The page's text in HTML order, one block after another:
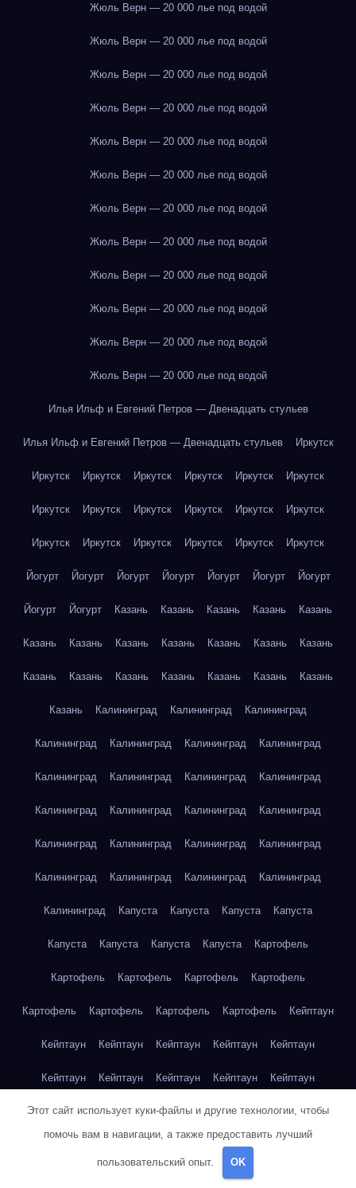
Жюль Верн — 20 000 лье под водой
Жюль Верн — 20 000 лье под водой
Жюль Верн — 20 000 лье под водой
Жюль Верн — 20 000 лье под водой
Жюль Верн — 20 000 лье под водой
Жюль Верн — 20 000 лье под водой
Жюль Верн — 20 000 лье под водой
Жюль Верн — 20 000 лье под водой
Жюль Верн — 20 000 лье под водой
Жюль Верн — 20 000 лье под водой
Жюль Верн — 20 000 лье под водой
Жюль Верн — 20 000 лье под водой
Илья Ильф и Евгений Петров — Двенадцать стульев
Илья Ильф и Евгений Петров — Двенадцать стульев Иркутск
Иркутск Иркутск Иркутск Иркутск Иркутск Иркутск
Иркутск Иркутск Иркутск Иркутск Иркутск Иркутск
Иркутск Иркутск Иркутск Иркутск Иркутск Иркутск
Йогурт Йогурт Йогурт Йогурт Йогурт Йогурт Йогурт
Йогурт Йогурт Казань Казань Казань Казань Казань
Казань Казань Казань Казань Казань Казань Казань
Казань Казань Казань Казань Казань Казань Казань
Казань Калининград Калининград Калининград
Калининград Калининград Калининград Калининград
Калининград Калининград Калининград Калининград
Калининград Калининград Калининград Калининград
Калининград Калининград Калининград Калининград
Калининград Калининград Калининград Калининград
Калининград Капуста Капуста Капуста Капуста
Капуста Капуста Капуста Капуста Картофель
Картофель Картофель Картофель Картофель
Картофель Картофель Картофель Картофель Кейптаун
Кейптаун Кейптаун Кейптаун Кейптаун Кейптаун
Кейптаун Кейптаун Кейптаун Кейптаун Кейптаун
Кейптаун Кейптаун Кейптаун Кейптаун Кейптаун
Кейптаун
Клубника
Этот сайт использует куки-файлы и другие технологии, чтобы
помочь вам в навигации, а также предоставить лучший
пользовательский опыт. OK